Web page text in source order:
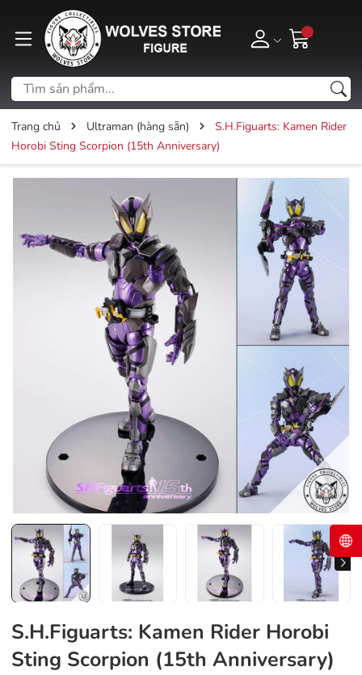
Trang chủ Ultraman (hàng sẵn)
S.H.Figuarts: Kamen Rider
Horobi Sting Scorpion (15th Anniversary)
S.H.Figuarts: Kamen Rider Horobi
Sting Scorpion (15th Anniversary)